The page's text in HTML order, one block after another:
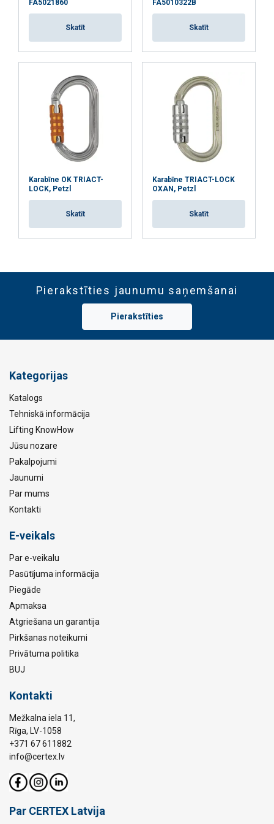
FA5021860
Skatīt
FA5010322B
Skatīt
Karabīne OK TRIACT-
LOCK, Petzl
Skatīt
Karabīne TRIACT-LOCK
OXAN, Petzl
Skatīt
Pierakstīties jaunumu saņemšanai
Pierakstīties
Kategorijas
Katalogs
Tehniskā informācija
Lifting KnowHow
Jūsu nozare
Pakalpojumi
Jaunumi
Par mums
Kontakti
E-veikals
Par e-veikalu
Pasūtījuma informācija
Piegāde
Apmaksa
Atgriešana un garantija
Pirkšanas noteikumi
Privātuma politika
BUJ
Kontakti
Mežkalna iela 11,
Rīga, LV-1058
+371 67 611882
info@certex.lv
Par CERTEX Latvija
Funkcionalitātes Neklasificētie
ATTEIKTIES NO VISIEM
RĀDĪT DETAĻAS